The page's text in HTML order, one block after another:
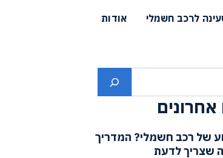
לרכב חשמלי אודות
של רכב חשמלי? המדריך
שצריך לדעת